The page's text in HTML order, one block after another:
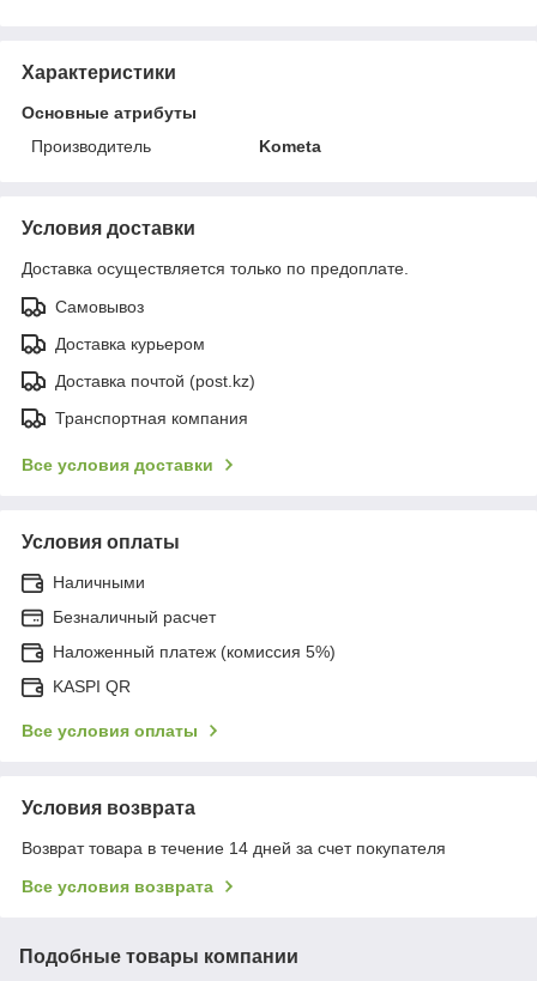
Характеристики
Основные атрибуты
Производитель
Kometa
Условия доставки
Доставка осуществляется только по предоплате.
Самовывоз
Доставка курьером
Доставка почтой (post.kz)
Транспортная компания
Все условия доставки
Условия оплаты
Наличными
Безналичный расчет
Наложенный платеж (комиссия 5%)
KASPI QR
Все условия оплаты
Условия возврата
Возврат товара в течение 14 дней за счет покупателя
Все условия возврата
Подобные товары компании